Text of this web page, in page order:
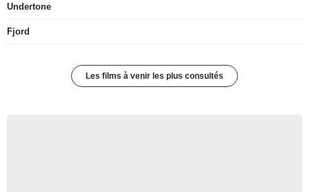
Undertone
Fjord
Les films à venir les plus consultés